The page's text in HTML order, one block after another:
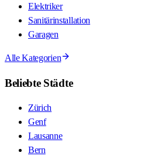
Elektriker
Sanitärinstallation
Garagen
Alle Kategorien
Beliebte Städte
Zürich
Genf
Lausanne
Bern